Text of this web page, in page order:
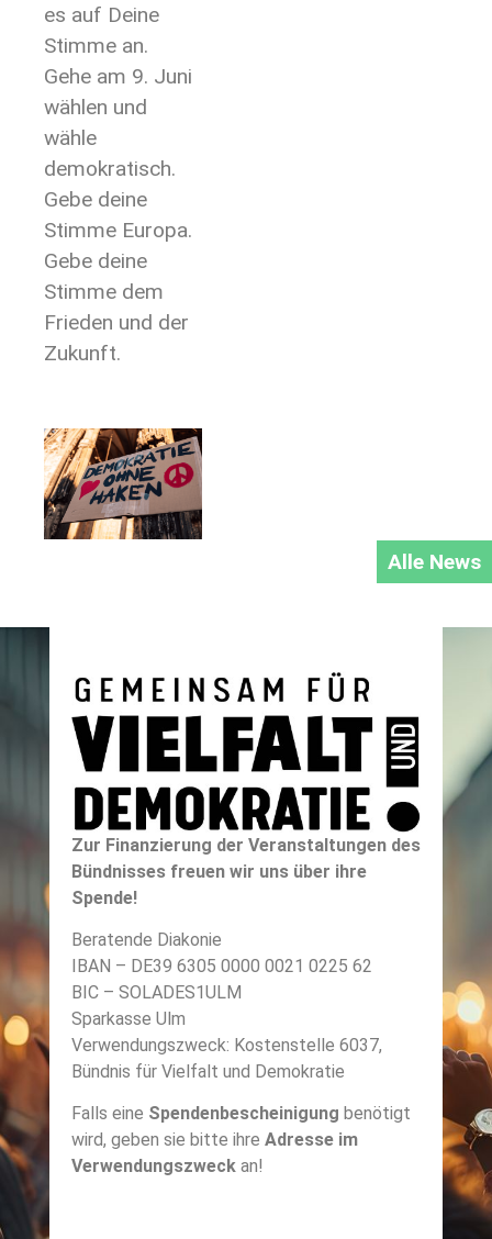
es auf Deine
Stimme an.
Gehe am 9. Juni
wählen und
wähle
demokratisch.
Gebe deine
Stimme Europa.
Gebe deine
Stimme dem
Frieden und der
Zukunft.
Alle News
Zur Finanzierung der Veranstaltungen des
Bündnisses freuen wir uns über ihre
Spende!
Beratende Diakonie
IBAN – DE39 6305 0000 0021 0225 62
BIC – SOLADES1ULM
Sparkasse Ulm
Verwendungszweck: Kostenstelle 6037,
Bündnis für Vielfalt und Demokratie
Falls eine Spendenbescheinigung benötigt
wird, geben sie bitte ihre Adresse im
Verwendungszweck an!